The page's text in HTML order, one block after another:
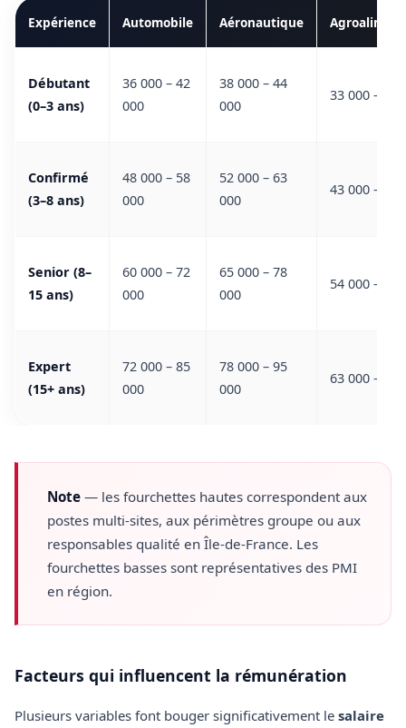
Expérience Automobile Aéronautique
Débutant
(0–3 ans)
36 000 – 42
000
38 000 – 44
000
33 000 – 39
Confirmé
(3–8 ans)
48 000 – 58
000
52 000 – 63
000
43 000 – 53
Senior (8–
15 ans)
60 000 – 72
000
65 000 – 78
000
54 000 – 65
Expert
(15+ ans)
72 000 – 85
000
78 000 – 95
000
63 000 – 75
Note — les fourchettes hautes correspondent aux
postes multi-sites, aux périmètres groupe ou aux
responsables qualité en Île-de-France. Les
fourchettes basses sont représentatives des PMI
en région.
Facteurs qui influencent la rémunération
Plusieurs variables font bouger significativement le salaire